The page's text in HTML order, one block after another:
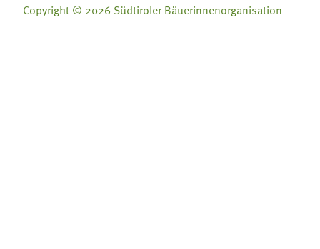
Copyright © 2026 Südtiroler Bäuerinnenorganisation